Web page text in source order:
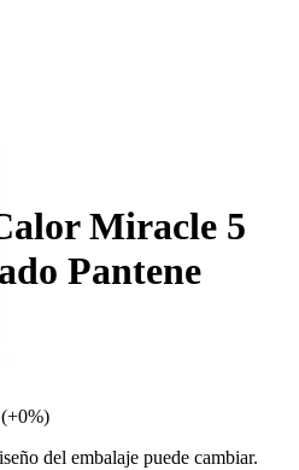
Miracle 5
Pantene
(+0%)
del embalaje puede cambiar.